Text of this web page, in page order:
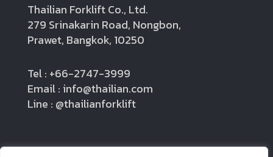
Thailian Forklift Co., Ltd.
279 Srinakarin Road, Nongbon,
Prawet, Bangkok, 10250
Tel : +66-2747-3999
Email : info@thailian.com
Line : @thailianforklift